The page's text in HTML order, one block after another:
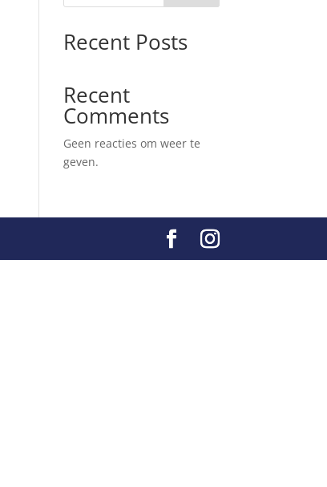
Recent Posts
Recent
Comments
Geen reacties om weer te
geven.